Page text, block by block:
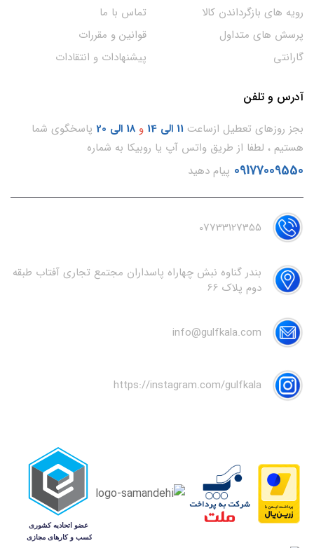
رویه های بازگرداندن کالا
پرسش های متداول
گارانتی
تماس با ما
قوانین و مقررات
پیشنهادات و انتقادات
آدرس و تلفن
بجز روزهای تعطیل ازساعت 11 الی 14 و 18 الی 20
پاسخگوی شما
هستیم ، لطفا از طریق واتس آپ یا روبیکا به شماره
09177009550 پیام دهید
07733127355
بندر گناوه نبش چهاراه پاسداران مجتمع تجاری آفتاب طبقه
دوم پلاک 66
info@gulfkala.com
https://instagram.com/gulfkala